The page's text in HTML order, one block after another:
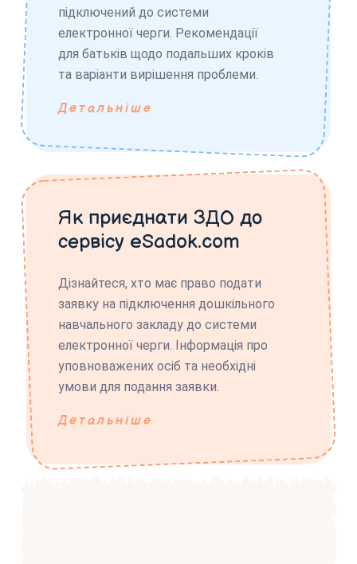
підключений до системи
електронної черги. Рекомендації
для батьків щодо подальших кроків
та варіанти вирішення проблеми.
Детальніше
Як приєднати ЗДО до
сервісу eSadok.com
Дізнайтеся, хто має право подати
заявку на підключення дошкільного
навчального закладу до системи
електронної черги. Інформація про
уповноважених осіб та необхідні
умови для подання заявки.
Детальніше